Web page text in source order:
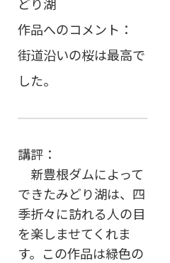
作品へのコメント：
街道沿いの桜は最高で
した。
講評：
新豊根ダムによって
できたみどり湖は、四
季折々に訪れる人の目
を楽しませてくれま
す。この作品は緑色の